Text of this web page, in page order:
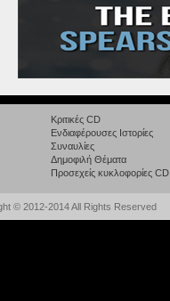
Κριτικές CD
Ενδιαφέρουσες Ιστορίες
Συναυλίες
Δημοφιλή Θέματα
Προσεχείς κυκλοφορίες CD
© 2012-2014 All Rights Reserved